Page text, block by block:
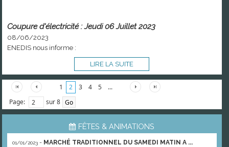
Coupure d'électricité : Jeudi 06 Juillet 2023
08/06/2023
ENEDIS nous informe :
LIRE LA SUITE
1 2 3 4 5
...
Page:
sur 8
FÊTES & ANIMATIONS
01/01/2023 - MARCHÉ TRADITIONNEL DU SAMEDI MATIN A ...